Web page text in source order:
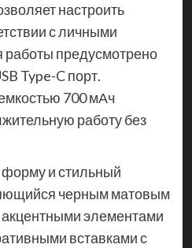
настроить
с личными
предусмотрено
Type-C порт.
700 мАч
работу без
и стильный
черным матовым
элементами
вставками с